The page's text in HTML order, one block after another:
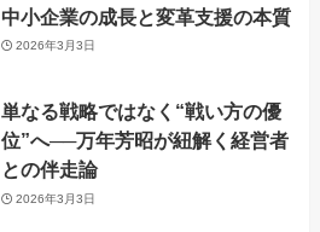
中小企業の成長と変革支援の本質
2026年3月3日
単なる戦略ではなく“戦い方の優
位”へ──万年芳昭が紐解く経営者
との伴走論
2026年3月3日